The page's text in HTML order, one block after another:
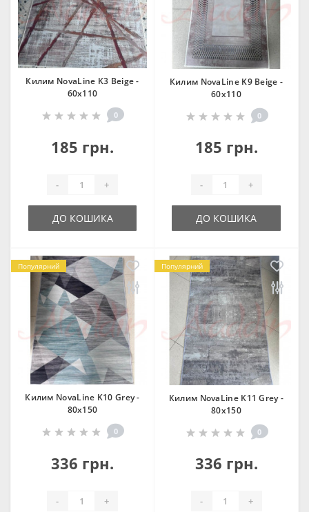
Килим NovaLine K3 Beige -
60х110
0
185 грн.
- +
ДО КОШИКА
Килим NovaLine K9 Beige -
60х110
0
185 грн.
- +
ДО КОШИКА
Популярний
Килим NovaLine K10 Grey -
80х150
0
336 грн.
- +
Популярний
Килим NovaLine K11 Grey -
80х150
0
336 грн.
- +